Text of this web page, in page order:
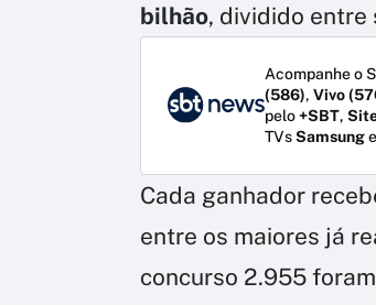
bilhão, dividido entre
Acompanhe o
(586), Vivo
pelo+SBT,
TVsSamsunge
Cada ganhador
entre os maiores já
concurso 2.955